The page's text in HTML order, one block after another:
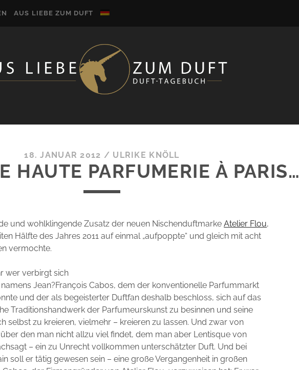
AUS LIEBE ZUM DUFT
18. JANUAR 2012 / ULRIKE KNÖLL
HAUTE PARFUMERIE À PARIS…
und wohlklingende Zusatz der neuen NischenduftmarkeAtelier Flou,
Hälfte des Jahres 2011 auf einmal „aufpoppte“ und gleich mit acht
vermochte.
wer verbirgt sich
Jean?François Cabos, dem der konventionelle Parfummarkt
und der als begeisterter Duftfan deshalb beschloss, sich auf das
Traditionshandwerk der Parfumeurskunst zu besinnen und seine
selbst zu kreieren, vielmehr – kreieren zu lassen. Und zwar von
den man nicht allzu viel findet, dem man aber Lentisque von
– ein zu Unrecht vollkommen unterschätzter Duft. Und bei
soll er tätig gewesen sein – eine große Vergangenheit in großen